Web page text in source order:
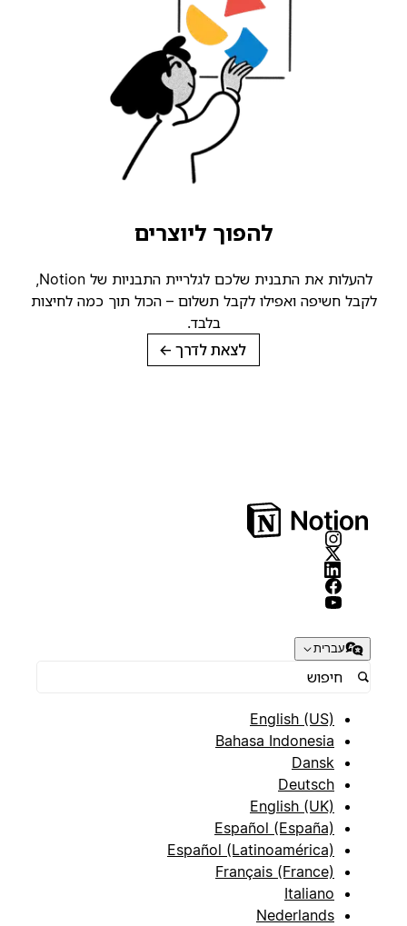
להפוך ליוצרים
להעלות את התבנית שלכם לגלריית התבניות של Notion,
לקבל חשיפה ואפילו לקבל תשלום – הכול תוך כמה לחיצות
בלבד.
לצאת לדרך→
עברית
English (US)
Bahasa Indonesia
Dansk
Deutsch
English (UK)
Español (España)
Español (Latinoamérica)
Français (France)
Italiano
Nederlands